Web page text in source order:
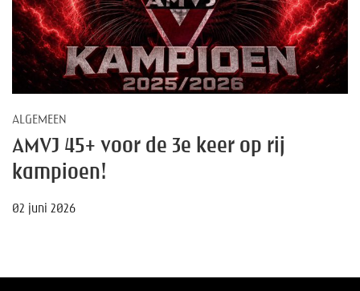
ALGEMEEN
AMVJ 45+ voor de 3e keer op rij
kampioen!
02 juni 2026